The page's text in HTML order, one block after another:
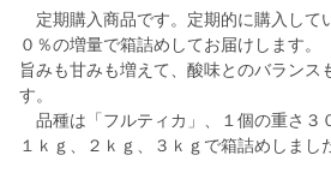
定期購入商品です。定期的に購入して
０％の増量で箱詰めしてお届けします。
旨みも甘みも増えて、酸味とのバランス
す。
品種は「フルティカ」、１個の重さ３
１ｋｇ、２ｋｇ、３ｋｇで箱詰めしまし